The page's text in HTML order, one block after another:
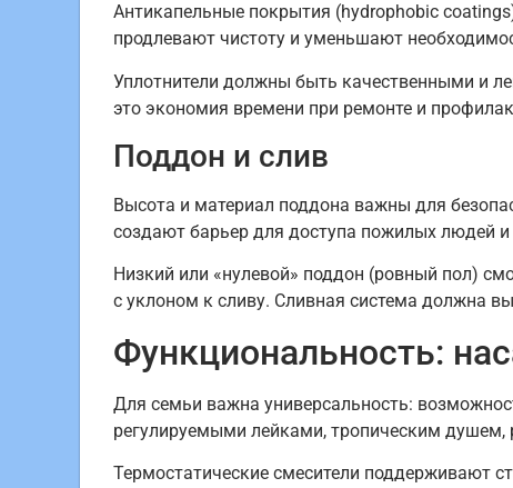
Антикапельные покрытия (hydrophobic
продлевают чистоту и уменьшают
Уплотнители должны быть качественными и
это экономия времени при ремонте и
Поддон и слив
Высота и материал поддона важны для
создают барьер для доступа пожилых людей и
Низкий или «нулевой» поддон (ровный пол)
с уклоном к сливу. Сливная система должна
Функциональность:
Для семьи важна универсальность:
регулируемыми лейками, тропическим
Термостатические смесители поддерживают